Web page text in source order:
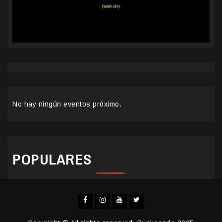
No hay ningún eventos próximo.
POPULARES
Facebook
Instagram
YouTube
Twitter